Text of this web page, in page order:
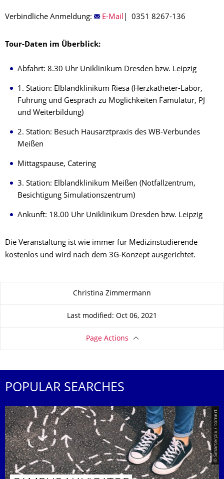
Verbindliche Anmeldung: E-Mail | 0351 8267-136
Tour-Daten im Überblick:
Abfahrt: 8.30 Uhr Uniklinikum Dresden bzw. Leipzig
1. Station: Elblandklinikum Riesa (Herzkatheter-Labor,
Führung und Gespräch zu Möglichkeiten Famulatur, PJ
und Weiterbildung)
2. Station: Besuch Hausarztpraxis des WB-Verbundes
Meißen
Mittagspause, Catering
3. Station: Elblandklinikum Meißen (Notfallzentrum,
Besichtigung Simulationszentrum)
Ankunft: 18.00 Uhr Uniklinikum Dresden bzw. Leipzig
Die Veranstaltung ist wie immer für Medizinstudierende
kostenlos und wird nach dem 3G-Konzept ausgerichtet.
About this pageChristina Zimmermann
Last modified: Oct 06, 2021
Page Actions
POPULAR SEARCHES
© Smarterpix / tomert